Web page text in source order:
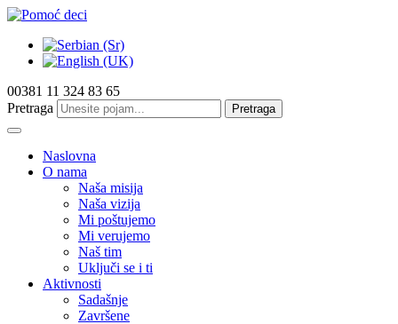
00381 11 324 83 65
Pretraga
Pretraga
Naslovna
O nama
Naša misija
Naša vizija
Mi poštujemo
Mi verujemo
Naš tim
Uključi se i ti
Aktivnosti
Sadašnje
Završene